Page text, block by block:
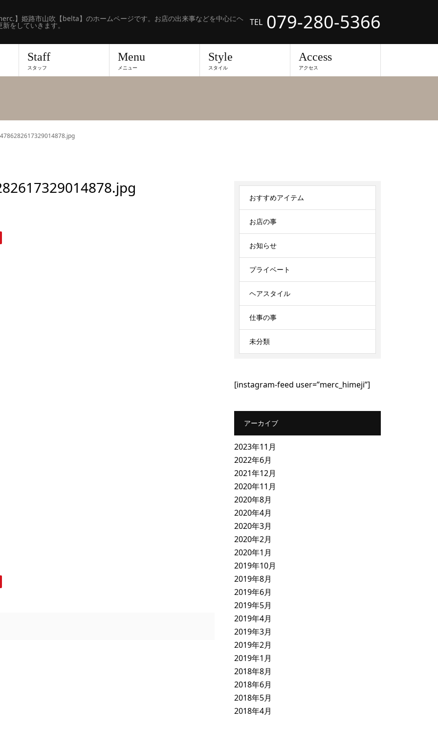
】姫路市山吹【belta】のホームページです。お店の出来事などを中心にヘ
をしていきます。 TEL 079-280-5366
Staff
スタッフ
Menu
メニュー
Style
スタイル
Access
アクセス
おすすめアイテム
お店の事
お知らせ
プライベート
ヘアスタイル
仕事の事
未分類
[instagram-feed user=”merc_himeji”]
アーカイブ
2023年11月
2022年6月
2021年12月
2020年11月
2020年8月
2020年4月
2020年3月
2020年2月
2020年1月
2019年10月
2019年8月
2019年6月
2019年5月
2019年4月
2019年3月
2019年2月
2019年1月
2018年8月
2018年6月
2018年5月
2018年4月